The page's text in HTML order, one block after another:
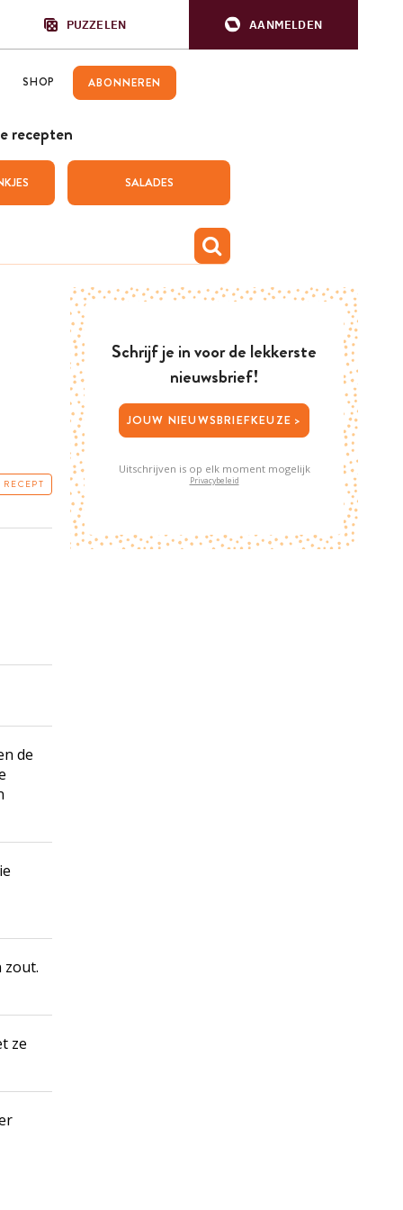
PUZZELEN AANMELDEN
SHOP ABONNEREN
recepten
SALADES
de
zout.
ze
Schrijf je in voor de lekkerste
nieuwsbrief!
JOUW NIEUWSBRIEFKEUZE >
Uitschrijven is op elk moment mogelijk
Privacybeleid